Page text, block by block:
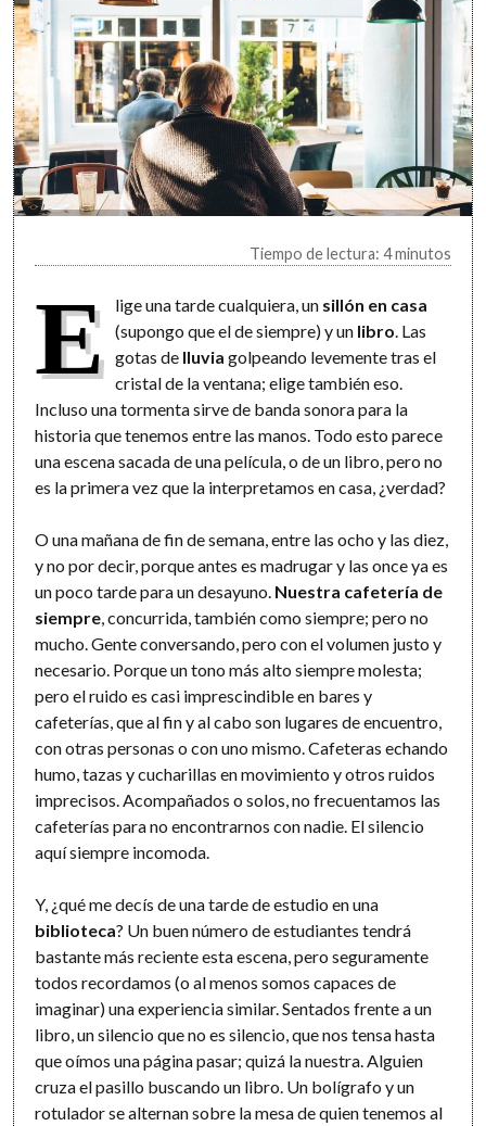
Tiempo de lectura: 4 minutos
E lige una tarde cualquiera, un sillón en casa
(supongo que el de siempre) y un libro . Las
gotas de lluvia golpeando levemente tras el
cristal de la ventana; elige también eso.
Incluso una tormenta sirve de banda sonora para la
historia que tenemos entre las manos. Todo esto parece
una escena sacada de una película, o de un libro, pero no
es la primera vez que la interpretamos en casa, ¿verdad?
O una mañana de fin de semana, entre las ocho y las diez,
y no por decir, porque antes es madrugar y las once ya es
un poco tarde para un desayuno. Nuestra cafetería de
siempre , concurrida, también como siempre; pero no
mucho. Gente conversando, pero con el volumen justo y
necesario. Porque un tono más alto siempre molesta;
pero el ruido es casi imprescindible en bares y
cafeterías, que al fin y al cabo son lugares de encuentro,
con otras personas o con uno mismo. Cafeteras echando
humo, tazas y cucharillas en movimiento y otros ruidos
imprecisos. Acompañados o solos, no frecuentamos las
cafeterías para no encontrarnos con nadie. El silencio
aquí siempre incomoda.
Y, ¿qué me decís de una tarde de estudio en una
biblioteca? Un buen número de estudiantes tendrá
bastante más reciente esta escena, pero seguramente
todos recordamos (o al menos somos capaces de
imaginar) una experiencia similar. Sentados frente a un
libro, un silencio que no es silencio, que nos tensa hasta
que oímos una página pasar; quizá la nuestra. Alguien
cruza el pasillo buscando un libro. Un bolígrafo y un
rotulador se alternan sobre la mesa de quien tenemos al